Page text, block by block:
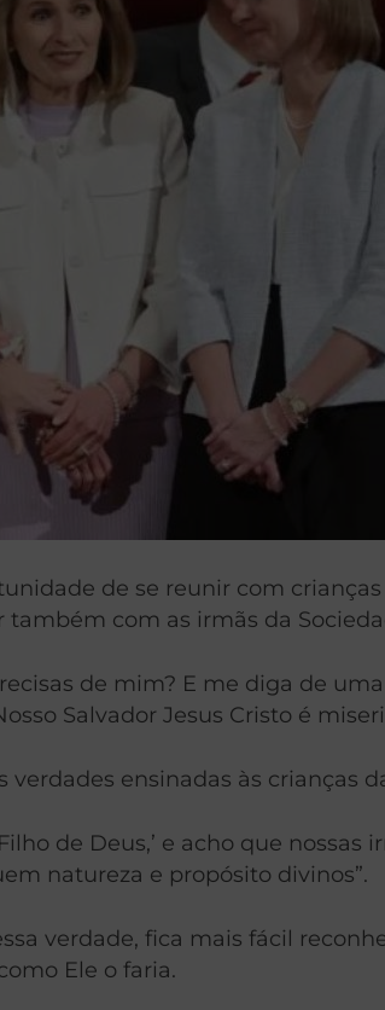
de se reunir com
com as irmãs da
de mim? E me diga de
Salvador Jesus Cristo é
ensinadas às crianças
de Deus,’ e acho que
natureza e propósito divinos”.
verdade, fica mais fácil
Ele o faria.